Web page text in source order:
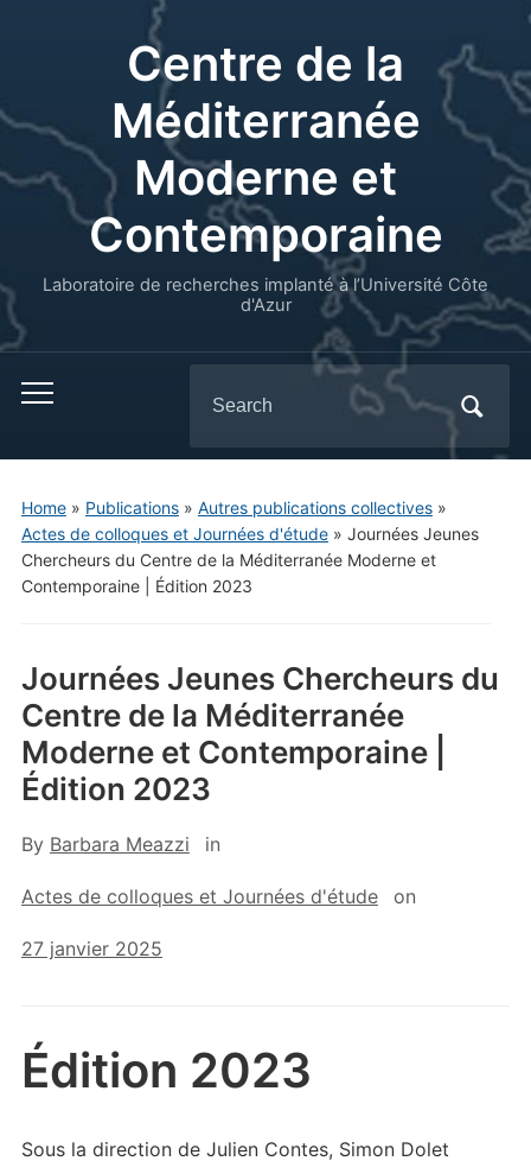
Centre de la
Méditerranée
Moderne et
Contemporaine
Laboratoire de recherches implanté à l’Université Côte
d'Azur
for:
Home» Publications» Autres publications collectives»
Actes de colloques et Journées d'étude» Journées Jeunes
Chercheurs du Centre de la Méditerranée Moderne et
Contemporaine | Édition 2023
Journées Jeunes Chercheurs du
Centre de la Méditerranée
Moderne et Contemporaine |
Édition 2023
By Barbara Meazzi in
Actes de colloques et Journées d'étude on
27 janvier 2025
Édition 2023
Sous la direction de Julien Contes, Simon Dolet